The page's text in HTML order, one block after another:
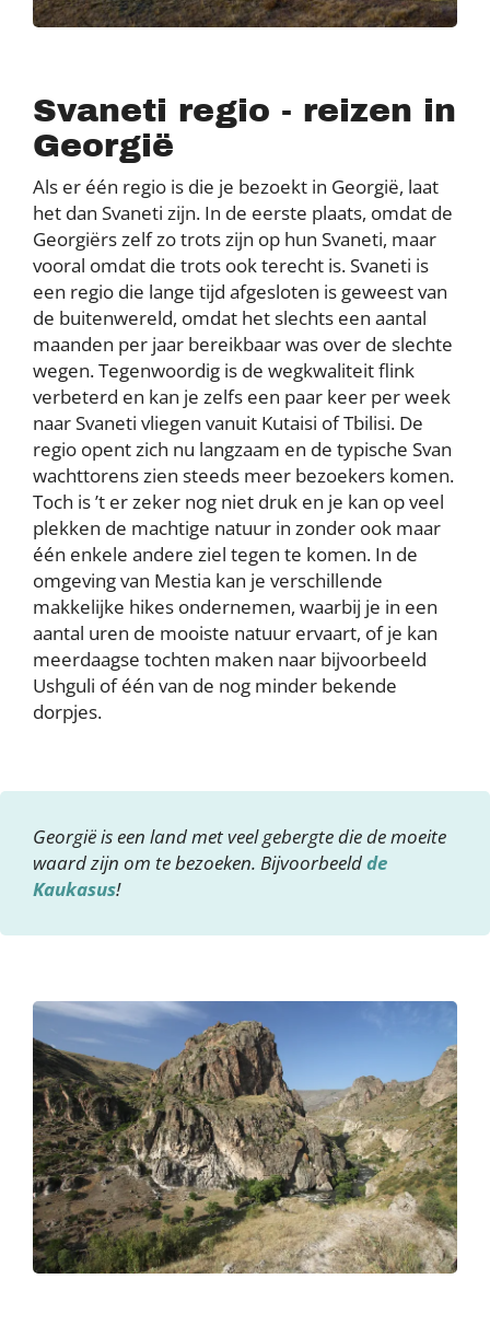
Svaneti regio - reizen in
Georgië
Als er één regio is die je bezoekt in Georgië, laat
het dan Svaneti zijn. In de eerste plaats, omdat de
Georgiërs zelf zo trots zijn op hun Svaneti, maar
vooral omdat die trots ook terecht is. Svaneti is
een regio die lange tijd afgesloten is geweest van
de buitenwereld, omdat het slechts een aantal
maanden per jaar bereikbaar was over de slechte
wegen. Tegenwoordig is de wegkwaliteit flink
verbeterd en kan je zelfs een paar keer per week
naar Svaneti vliegen vanuit Kutaisi of Tbilisi. De
regio opent zich nu langzaam en de typische Svan
wachttorens zien steeds meer bezoekers komen.
Toch is ’t er zeker nog niet druk en je kan op veel
plekken de machtige natuur in zonder ook maar
één enkele andere ziel tegen te komen. In de
omgeving van Mestia kan je verschillende
makkelijke hikes ondernemen, waarbij je in een
aantal uren de mooiste natuur ervaart, of je kan
meerdaagse tochten maken naar bijvoorbeeld
Ushguli of één van de nog minder bekende
dorpjes.
Georgië is een land met veel gebergte die de moeite
waard zijn om te bezoeken. Bijvoorbeeldde
Kaukasus!